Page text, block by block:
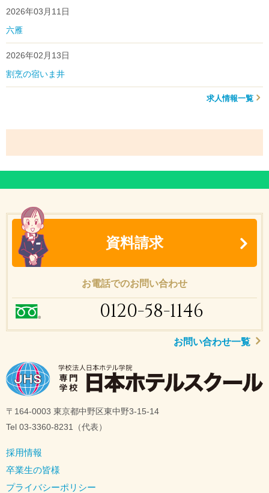
2026年03月11日
六雁
2026年02月13日
割烹の宿いま井
求人情報一覧
資料請求
お電話でのお問い合わせ
0120-58-1146
お問い合わせ一覧
〒164-0003 東京都中野区東中野3-15-14
Tel 03-3360-8231（代表）
採用情報
卒業生の皆様
プライバシーポリシー